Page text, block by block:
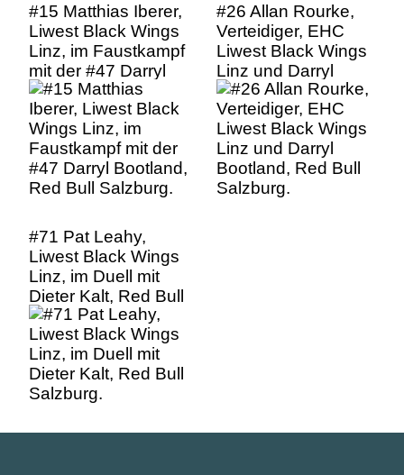
#15 Matthias Iberer,
Liwest Black Wings
Linz, im Faustkampf
mit der #47 Darryl
Bootland, Red Bull
Salzburg.
#26 Allan Rourke,
Verteidiger, EHC
Liwest Black Wings
Linz und Darryl
Bootland, Red Bull
Salzburg.
#71 Pat Leahy,
Liwest Black Wings
Linz, im Duell mit
Dieter Kalt, Red Bull
Salzburg.